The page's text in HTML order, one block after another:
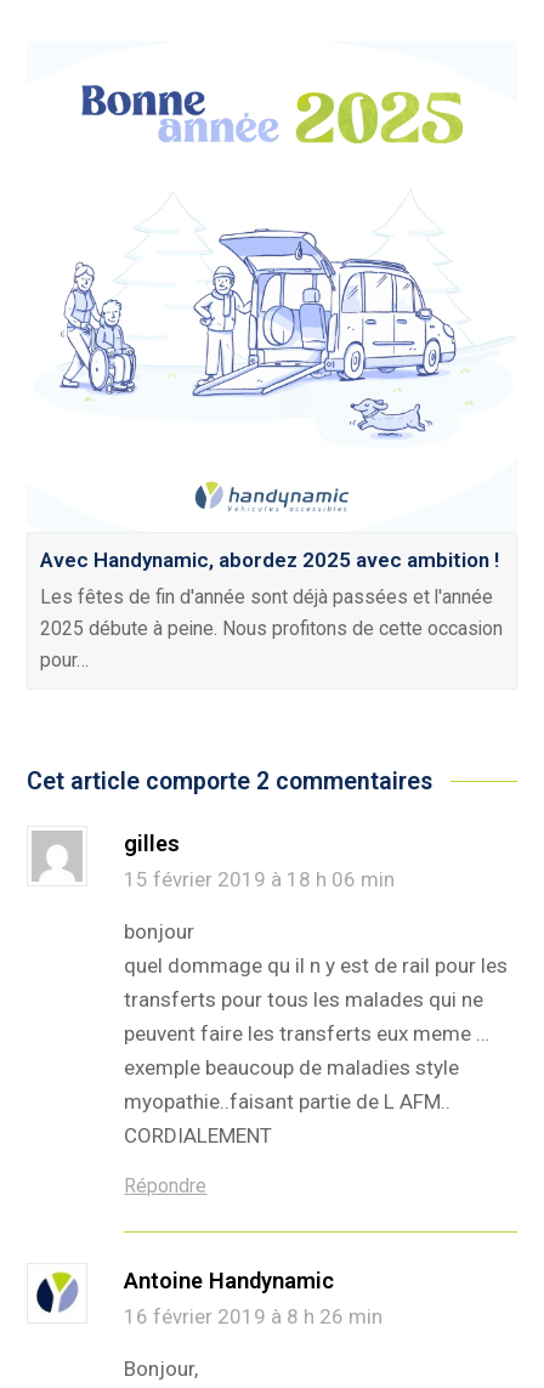
Avec Handynamic, abordez 2025 avec ambition !
Les fêtes de fin d'année sont déjà passées et l'année
2025 débute à peine. Nous profitons de cette occasion
pour…
Cet article comporte 2 commentaires
gilles
15 février 2019 à 18 h 06 min
bonjour
quel dommage qu il n y est de rail pour les
transferts pour tous les malades qui ne
peuvent faire les transferts eux meme …
exemple beaucoup de maladies style
myopathie..faisant partie de L AFM..
CORDIALEMENT
Répondre
Antoine Handynamic
16 février 2019 à 8 h 26 min
Bonjour,